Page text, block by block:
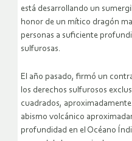
está desarrollando un
honor de un mítico dragón
personas a suficiente
sulfurosas.
El año pasado, firmó un
los derechos sulfurosos
cuadrados,
abismo volcánico
profundidad en el Océano